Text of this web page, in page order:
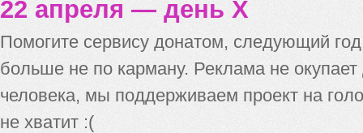
22 апреля — день X
Помогите сервису донатом, следующий
больше не по карману. Реклама не
человека, мы поддерживаем проект на
не хватит :(